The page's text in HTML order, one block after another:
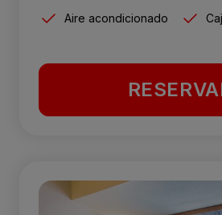
Aire acondicionado